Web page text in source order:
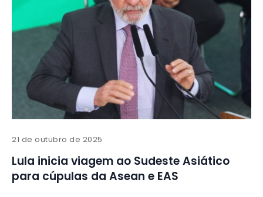
21 de outubro de 2025
Lula inicia viagem ao Sudeste Asiático
para cúpulas da Asean e EAS